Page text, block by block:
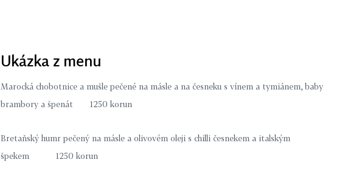
Ukázka z menu
Marocká chobotnice a mušle pečené na másle a na česneku s vínem a tymiánem, baby
brambory a špenát 1250 korun
Bretaňský humr pečený na másle a olivovém oleji s chilli česnekem a italským
špekem 1250 korun